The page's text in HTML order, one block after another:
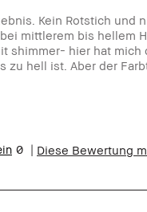
Kein Rotstich und
mittlerem bis hellem
shimmer- hier hat
zu hell ist. Aber der
Ergebnisse, Tragbar
0 Diese Bewertung